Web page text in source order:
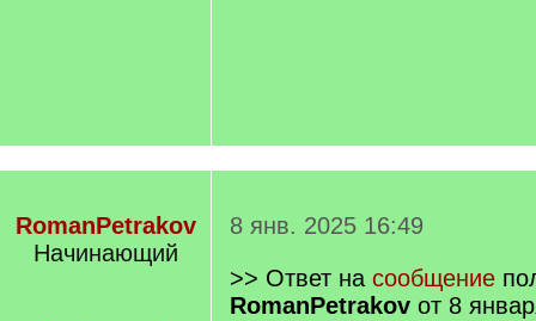
RomanPetrakov
Начинающий
8 янв. 2025 16:49
>> Ответ на сообщение
RomanPetrakov от 8